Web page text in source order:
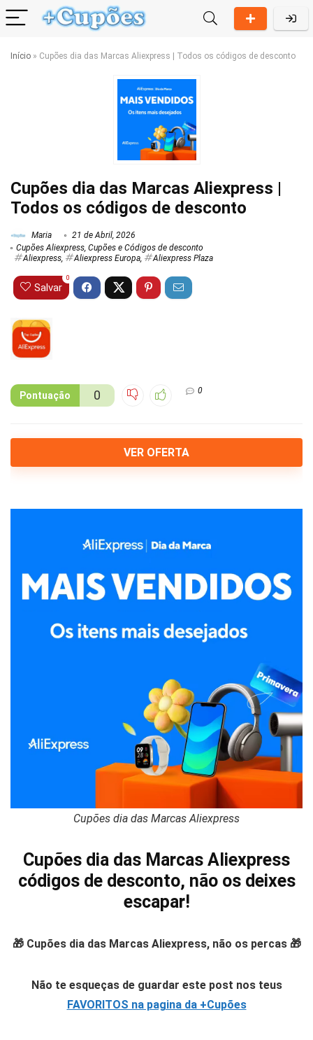
Início » Cupões dia das Marcas Aliexpress | Todos os códigos de desconto
Cupões dia das Marcas Aliexpress |
Todos os códigos de desconto
Maria
21 de Abril, 2026
Cupões Aliexpress, Cupões e Códigos de desconto
Aliexpress
Aliexpress Europa Aliexpress Plaza
Salvar
0
Pontuação 0 0
VER OFERTA
Cupões dia das Marcas Aliexpress
Cupões dia das Marcas Aliexpress
códigos de desconto, não os deixes
escapar!
🎁 Cupões dia das Marcas Aliexpress, não os percas 🎁
Não te esqueças de guardar este post nos teus
FAVORITOS na pagina da +Cupões